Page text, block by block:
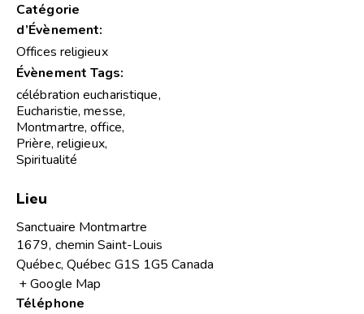
Catégorie
d’Évènement:
Offices religieux
Évènement Tags:
célébration eucharistique,
Eucharistie,messe,
Montmartre,office,
Prière, religieux,
Spiritualité
Lieu
Sanctuaire Montmartre
1679, chemin Saint-Louis
Québec, Québec G1S 1G5 Canada
+ Google Map
Téléphone